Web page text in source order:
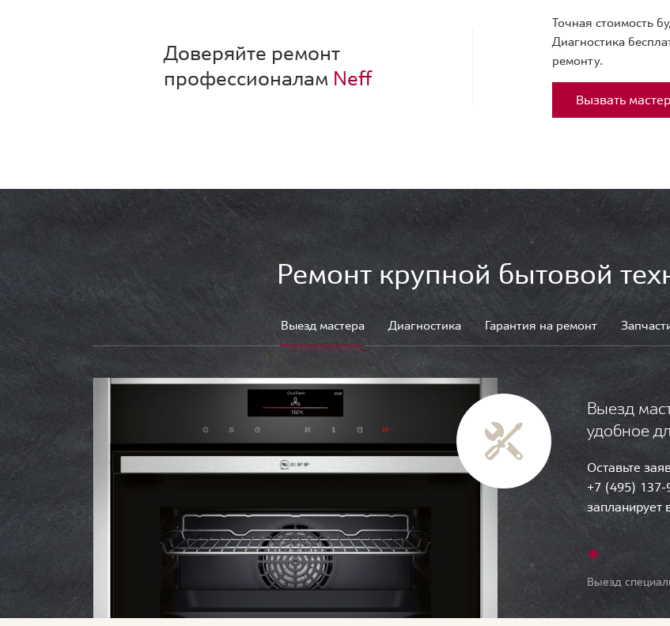
Доверяйте ремонт
профессионалам Neff
Точная стоимость
Диагностика
ремонту.
Вызвать
Ремонт крупной бытовой
Выезд мастера Диагностика Гарантия на ремонт
Выезд
удобное
Оставьте
+7 (495) 137-
запланирует
Выезд